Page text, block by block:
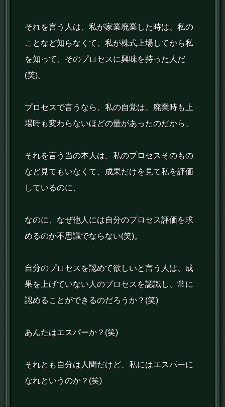
それを言う人は、私が家業廃業した時は、私の
ことなど知らなくて、私が株式上場してから私
を知って、そのプロセスに興味を持った人だ
(笑)。
プロセスで言うなら、私の自覚は、廃業時も上
場時も変わらないほどの量があったのだから、
それを言う当の本人は、私のプロセスそのもの
など見てもいなくて、成果だけを見て私を評価
しているのに、
なのに、なぜ他人には自分のプロセス評価を求
めるのか不思議でならない(笑)。
自分のプロセスを認めて欲しいと言う人は、成
果を上げていない人のプロセスを認識し、常に
認めることができるのだろうか？(笑)
あんたはエスパーか？(笑)
それとも自分は人間だけど、私にはエスパーに
なれというのか？(笑)